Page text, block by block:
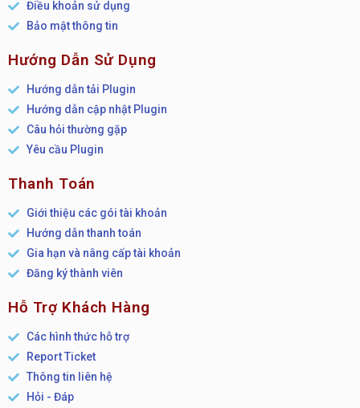
Điều khoản sử dụng
Bảo mật thông tin
Hướng Dẫn Sử Dụng
Hướng dẫn tải Plugin
Hướng dẫn cập nhật Plugin
Câu hỏi thường gặp
Yêu cầu Plugin
Thanh Toán
Giới thiệu các gói tài khoản
Hướng dẫn thanh toán
Gia hạn và nâng cấp tài khoản
Đăng ký thành viên
Hỗ Trợ Khách Hàng
Các hình thức hỗ trợ
Report Ticket
Thông tin liên hệ
Hỏi - Đáp